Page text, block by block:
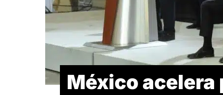
México acelera